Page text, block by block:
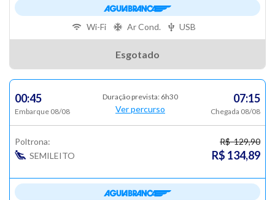
Esgotado
Wi-Fi Ar Cond. USB
00:45
Embarque 08/08
Duração prevista: 6h30
Ver percurso
07:15
Chegada 08/08
Poltrona:
SEMILEITO
R$ 129,90
R$ 134,89